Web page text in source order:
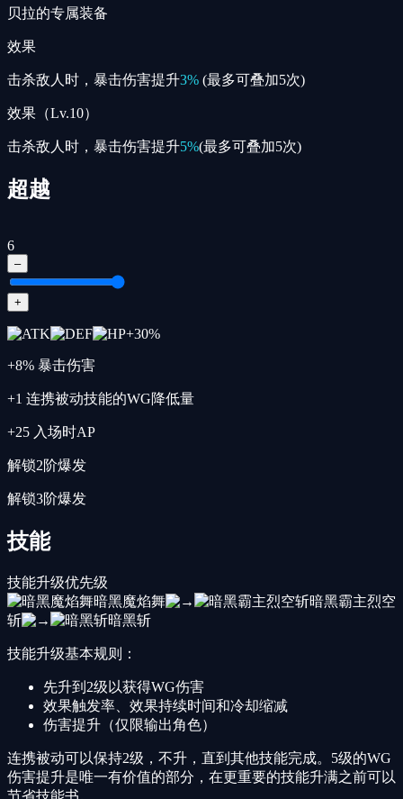
贝拉的专属装备
效果
击杀敌人时，暴击伤害提升3% (最多可叠加5次)
效果（Lv.10）
击杀敌人时，暴击伤害提升5%(最多可叠加5次)
超越
6
–
+
+30%
+8% 暴击伤害
+1 连携被动技能的WG降低量
+25 入场时AP
解锁2阶爆发
解锁3阶爆发
技能
技能升级优先级
暗黑魔焰舞
暗黑霸主烈空
斩
暗黑斩
技能升级基本规则：
先升到2级以获得WG伤害
效果触发率、效果持续时间和冷却缩减
伤害提升（仅限输出角色）
连携被动可以保持2级，不升，直到其他技能完成。5级的WG
伤害提升是唯一有价值的部分，在更重要的技能升满之前可以
节省技能书。